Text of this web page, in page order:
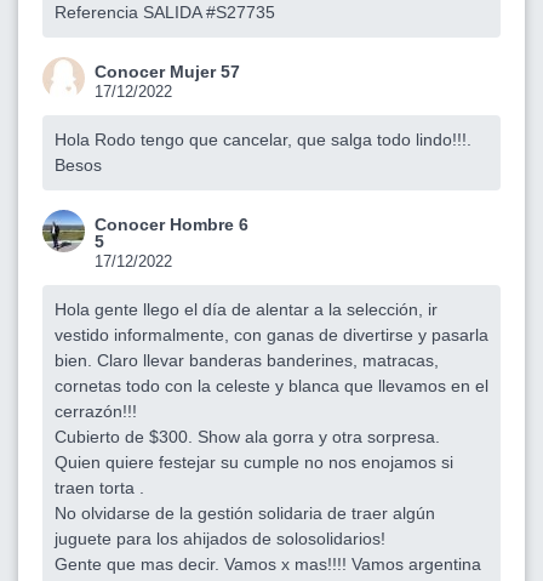
Referencia SALIDA #S27735
Conocer Mujer 57
17/12/2022
Hola Rodo tengo que cancelar, que salga todo lindo!!!.
Besos
Conocer Hombre 6
5
17/12/2022
Hola gente llego el día de alentar a la selección, ir
vestido informalmente, con ganas de divertirse y pasarla
bien. Claro llevar banderas banderines, matracas,
cornetas todo con la celeste y blanca que llevamos en el
cerrazón!!!
Cubierto de $300. Show ala gorra y otra sorpresa.
Quien quiere festejar su cumple no nos enojamos si
traen torta .
No olvidarse de la gestión solidaria de traer algún
juguete para los ahijados de solosolidarios!
Gente que mas decir. Vamos x mas!!!! Vamos argentina